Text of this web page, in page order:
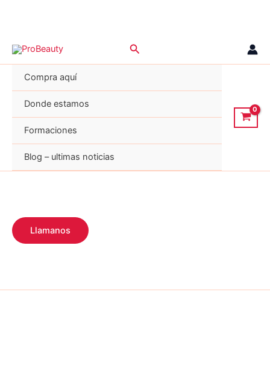
Buscar
Compra aquí
Donde estamos
Formaciones
Blog – ultimas noticias
Llamanos